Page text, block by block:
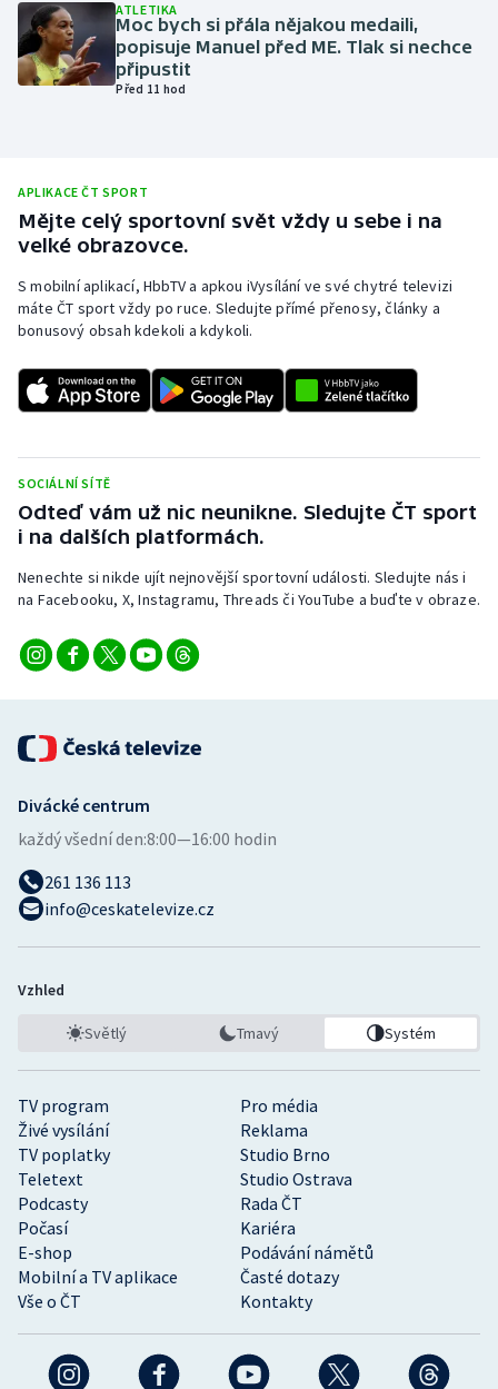
Plavání
Plážový volejbal
Rychlobruslení
Rychlostní kanoistika
Short track
Stolní tenis
Triatlon
Veslování
Vodní slalom
Ostatní
ATLETIKA
Moc bych si přála nějakou medaili,
popisuje Manuel před ME. Tlak si nechce
připustit
Před 11 hod
APLIKACE ČT SPORT
Mějte celý sportovní svět vždy u sebe i na
velké obrazovce.
S mobilní aplikací, HbbTV a apkou iVysílání ve své chytré televizi
máte ČT sport vždy po ruce. Sledujte přímé přenosy, články a
bonusový obsah kdekoli a kdykoli.
SOCIÁLNÍ SÍTĚ
Odteď vám už nic neunikne. Sledujte ČT sport
i na dalších platformách.
Nenechte si nikde ujít nejnovější sportovní události. Sledujte nás i
na Facebooku, X, Instagramu, Threads či YouTube a buďte v obraze.
TV program
Pro média
Živé vysílání
Reklama
TV poplatky
Studio Brno
Teletext
Studio Ostrava
Podcasty
Rada ČT
Počasí
Kariéra
E-shop
Podávání námětů
Mobilní a TV aplikace
Časté dotazy
Vše o ČT
Kontakty
Divácké centrum
každý všední den:8:00—16:00 hodin
261 136 113
info@ceskatelevize.cz
Vzhled
Světlý Tmavý Systém